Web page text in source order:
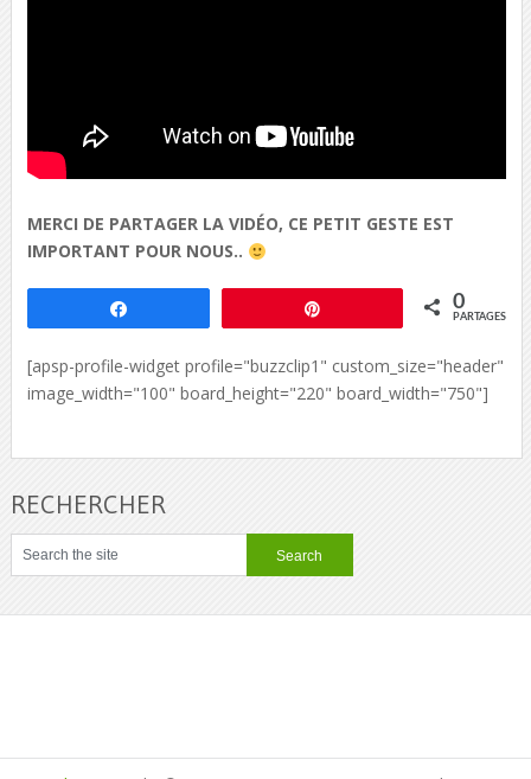
MERCI DE PARTAGER LA VIDÉO, CE PETIT GESTE EST
IMPORTANT POUR NOUS..
0
PARTAGES
[apsp-profile-widget profile="buzzclip1" custom_size="header"
image_width="100" board_height="220" board_width="750"]
RECHERCHER